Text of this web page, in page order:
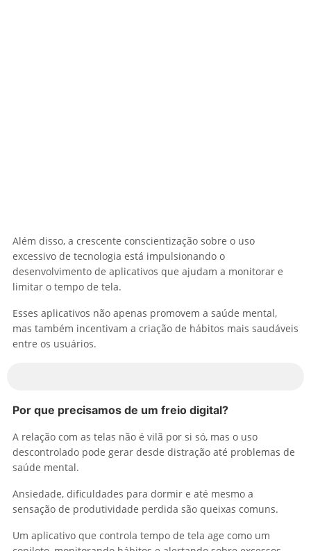
Além disso, a crescente conscientização sobre o uso
excessivo de tecnologia está impulsionando o
desenvolvimento de aplicativos que ajudam a monitorar e
limitar o tempo de tela.
Esses aplicativos não apenas promovem a saúde mental,
mas também incentivam a criação de hábitos mais saudáveis
entre os usuários.
Por que precisamos de um freio digital?
A relação com as telas não é vilã por si só, mas o uso
descontrolado pode gerar desde distração até problemas de
saúde mental.
Ansiedade, dificuldades para dormir e até mesmo a
sensação de produtividade perdida são queixas comuns.
Um aplicativo que controla tempo de tela age como um